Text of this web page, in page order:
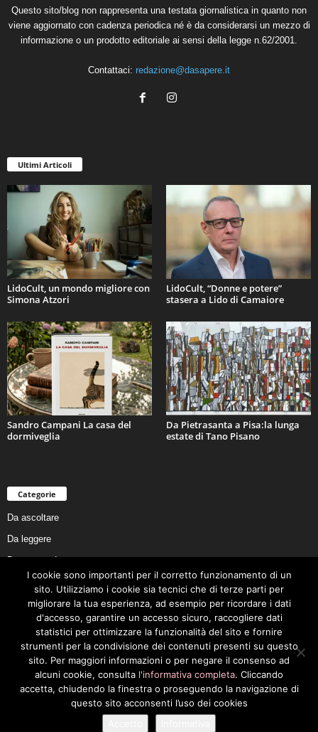
Questo sito/blog non rappresenta una testata giornalistica in quanto non
viene aggiornato con cadenza periodica né è da considerarsi un mezzo di
informazione o un prodotto editoriale ai sensi della legge n.62/2001.
Contattaci: redazione@dasapere.it
Ultimi Articoli
LidoCult, un mondo migliore con
Simona Atzori
LidoCult, “Donne e potere”
stasera a Lido di Camaiore
Sandro Campani La casa del
dormiveglia
Da Pietrasanta a Pisa:la lunga
estate di Tano Pisano
Categorie
Da ascoltare
Da leggere
Da non perdere
Da conoscere
Da preservare
Da vivere
Cookie Policy
Privacy Policy
Cookie Policy
I cookie sono importanti per il corretto funzionamento di un
sito. Utilizziamo i cookie sia tecnici che di terze parti per
migliorare la tua esperienza, ad esempio per ricordare i dati
d'accesso, garantire un accesso sicuro, raccogliere dati
statistici per ottimizzare la funzionalità del sito e fornire
strumenti per la condivisione dei contenuti presenti su questo
sito. Per maggiori informazioni o per negare il consenso ad
alcuni cookie, consulta l'informativa completa. Cliccando
accetta, chiudendo la finestra o proseguendo la navigazione di
questo sito acconsenti l’uso dei cookies